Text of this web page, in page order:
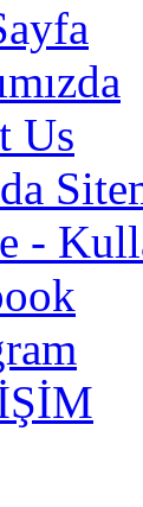
Us
-